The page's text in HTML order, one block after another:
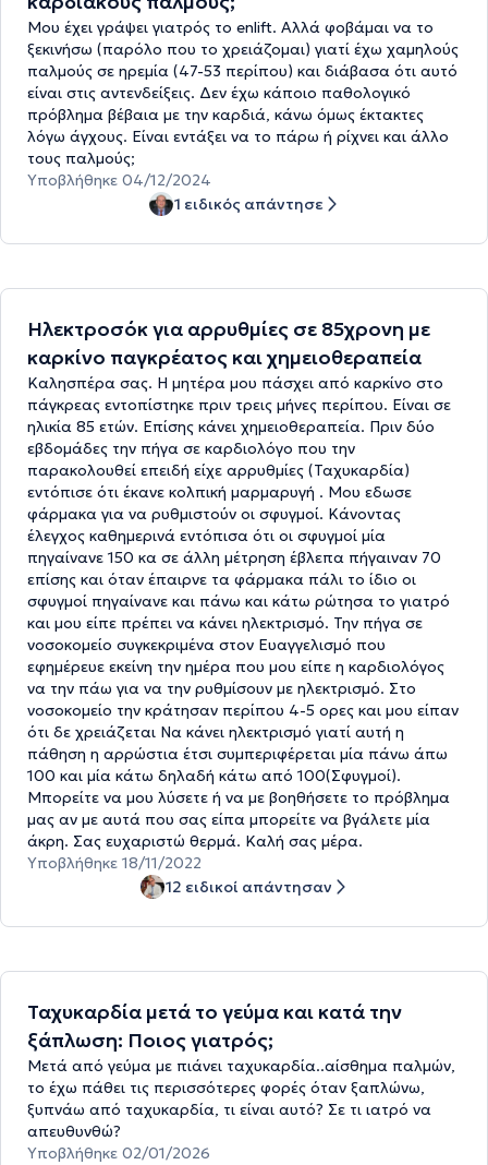
Μου έχει γράψει γιατρός το enlift. Αλλά φοβάμαι να το
ξεκινήσω (παρόλο που το χρειάζομαι) γιατί έχω χαμηλούς
παλμούς σε ηρεμία (47-53 περίπου) και διάβασα ότι αυτό
είναι στις αντενδείξεις. Δεν έχω κάποιο παθολογικό
πρόβλημα βέβαια με την καρδιά, κάνω όμως έκτακτες
λόγω άγχους. Είναι εντάξει να το πάρω ή ρίχνει και άλλο
τους παλμούς;
Υποβλήθηκε 04/12/2024
1 ειδικός απάντησε
Ηλεκτροσόκ για αρρυθμίες σε 85χρονη με
καρκίνο παγκρέατος και χημειοθεραπεία
Καλησπέρα σας. Η μητέρα μου πάσχει από καρκίνο στο
πάγκρεας εντοπίστηκε πριν τρεις μήνες περίπου. Είναι σε
ηλικία 85 ετών. Επίσης κάνει χημειοθεραπεία. Πριν δύο
εβδομάδες την πήγα σε καρδιολόγο που την
παρακολουθεί επειδή είχε αρρυθμίες (Ταχυκαρδία)
εντόπισε ότι έκανε κολπική μαρμαρυγή . Μου εδωσε
φάρμακα για να ρυθμιστούν οι σφυγμοί. Κάνοντας
έλεγχος καθημερινά εντόπισα ότι οι σφυγμοί μία
πηγαίνανε 150 κα σε άλλη μέτρηση έβλεπα πήγαιναν 70
επίσης και όταν έπαιρνε τα φάρμακα πάλι το ίδιο οι
σφυγμοί πηγαίνανε και πάνω και κάτω ρώτησα το γιατρό
και μου είπε πρέπει να κάνει ηλεκτρισμό. Την πήγα σε
νοσοκομείο συγκεκριμένα στον Ευαγγελισμό που
εφημέρευε εκείνη την ημέρα που μου είπε η καρδιολόγος
να την πάω για να την ρυθμίσουν με ηλεκτρισμό. Στο
νοσοκομείο την κράτησαν περίπου 4-5 ορες και μου είπαν
ότι δε χρειάζεται Να κάνει ηλεκτρισμό γιατί αυτή η
πάθηση η αρρώστια έτσι συμπεριφέρεται μία πάνω άπω
100 και μία κάτω δηλαδή κάτω από 100(Σφυγμοί).
Μπορείτε να μου λύσετε ή να με βοηθήσετε το πρόβλημα
μας αν με αυτά που σας είπα μπορείτε να βγάλετε μία
άκρη. Σας ευχαριστώ θερμά. Καλή σας μέρα.
Υποβλήθηκε 18/11/2022
12 ειδικοί απάντησαν
Ταχυκαρδία μετά το γεύμα και κατά την
ξάπλωση: Ποιος γιατρός;
Μετά από γεύμα με πιάνει ταχυκαρδία..αίσθημα παλμών,
το έχω πάθει τις περισσότερες φορές όταν ξαπλώνω,
ξυπνάω από ταχυκαρδία, τι είναι αυτό? Σε τι ιατρό να
απευθυνθώ?
Υποβλήθηκε 02/01/2026